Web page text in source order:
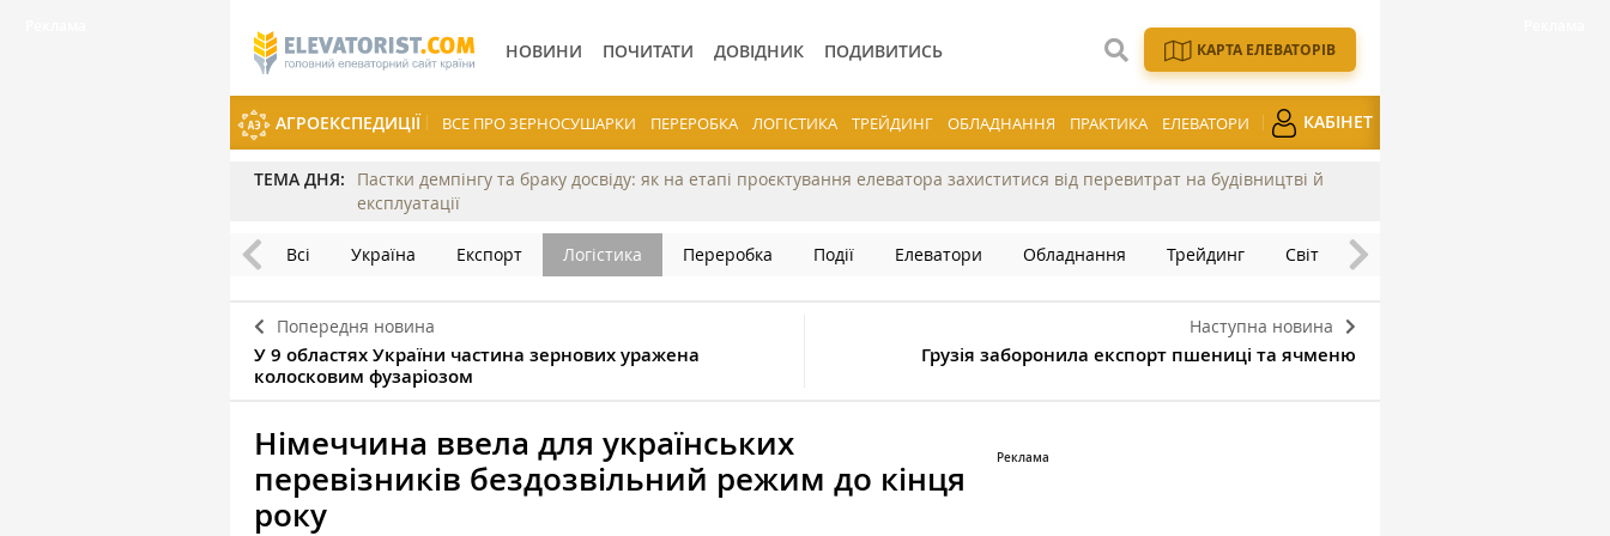
НОВИНИ ПОЧИТАТИ ДОВІДНИК ПОДИВИТИСЬ КАРТА ЕЛЕВАТОРІВ
АГРОЕКСПЕДИЦІЇ ВСЕ ПРО ЗЕРНОСУШАРКИ ПЕРЕРОБКА ЛОГІСТИКА ТРЕЙДИНГ ОБЛАДНАННЯ ПРАКТИКА ЕЛЕВАТОРИ КАБІНЕТ
ТЕМА ДНЯ:
Пастки демпінгу та браку досвіду: як на етапі проєктування елеватора захиститися від перевитрат на будівництві й
експлуатації
Всі Україна Експорт Логістика Переробка Події Елеватори Обладнання Трейдинг Світ
Попередня новина
У 9 областях України частина зернових уражена
колосковим фузаріозом
Наступна новина
Грузія заборонила експорт пшениці та ячменю
Німеччина ввела для українських
перевізників бездозвільний режим до кінця
року